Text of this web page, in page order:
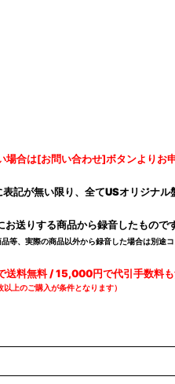
場合は[お問い合わせ]ボタンよりお
記が無い限り、全てUSオリジナ
お送りする商品から録音したもので
等、実際の商品以外から録音した場合は別途
送料無料 / 15,000円で代引手数料
以上のご購入が条件となります）